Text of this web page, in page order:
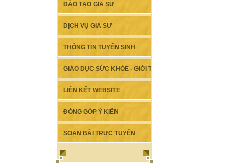
ĐÀO TẠO GIA SƯ
DỊCH VỤ GIA SƯ
THÔNG TIN TUYỂN SINH
GIÁO DỤC SỨC KHỎE - GIỚI TÍNH
LIÊN KẾT WEBSITE
ĐÓNG GÓP Ý KIẾN
SOẠN BÀI TRỰC TUYẾN